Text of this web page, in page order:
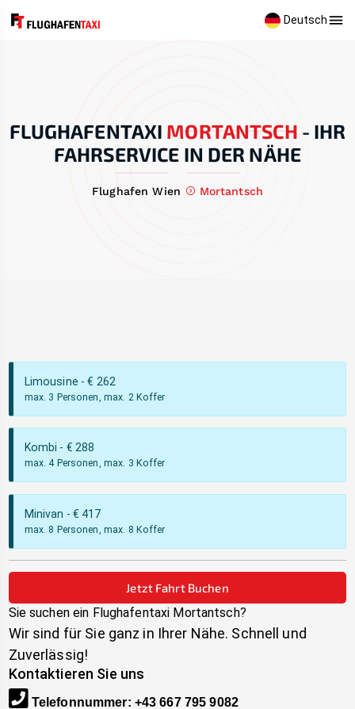
Deutsch
FLUGHAFENTAXI MORTANTSCH - IHR
FAHRSERVICE IN DER NÄHE
Flughafen Wien Mortantsch
Limousine - € 262
max. 3 Personen, max. 2 Koffer
Kombi - € 288
max. 4 Personen, max. 3 Koffer
Minivan - € 417
max. 8 Personen, max. 8 Koffer
Jetzt Fahrt Buchen
Sie suchen ein Flughafentaxi Mortantsch?
Wir sind für Sie ganz in Ihrer Nähe. Schnell und
Zuverlässig!
Kontaktieren Sie uns
Telefonnummer: +43 667 795 9082